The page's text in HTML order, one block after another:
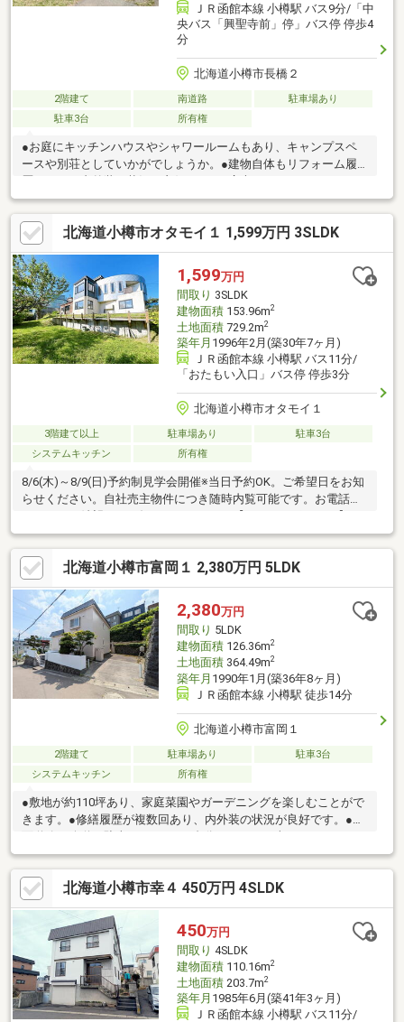
ＪＲ函館本線 小樽駅 バス9分/「中
央バス「興聖寺前」停」バス停 停歩4
分
北海道小樽市長橋２
2階建て 南道路
駐車場あり
駐車3台
所有権
●お庭にキッチンハウスやシャワールームもあり、キャンプスペ
ースや別荘としていかがでしょうか。●建物自体もリフォーム履
歴があり、内外装の状況が良好です。●広大なウッドデッキから
見渡す景色は絶景です。お問合せの際は【物件番号32110】とお
伝えいただけるとスムーズにご対応できます。駐車３台以上可、
土地100坪以上、山が見える、スーパー 徒歩10分以内、南側道路
面す、閑静な住宅地、ＬＤＫ１５畳以上、前道６ｍ以上、角地、
和室、始発駅、庭１０坪以上、庭、シャワー付洗面化粧台、トイ
レ２ヶ所、２階建、浴室に窓、緑豊かな住宅地、ウッドデッキ、
眺望良好、南西向き、全居室６畳以上、高台に立地
北海道小樽市オタモイ１ 1,599万円 3SLDK
1,599万円
間取り 3SLDK
建物面積153.96m2
土地面積729.2m2
築年月 1996年2月(築30年7ヶ月)
ＪＲ函館本線 小樽駅 バス11分/
「おたもい入口」バス停 停歩3分
北海道小樽市オタモイ１
3階建て以上 駐車場あり
駐車3台
システムキッチン
所有権
8/6(木)～8/9(日)予約制見学会開催※当日予約OK。ご希望日をお知
らせください。自社売主物件につき随時内覧可能です。お電話か
敷地約220坪と多用途に活用できます。・別棟ハイガレージ倉庫
付・本物件は条件により住宅ローン減税が適用されます。お客様
に合わせたローンの組み方や金融機関をご提案いたします。【周
辺施設】・小樽駅まで約4.1kｍ（車約8分）・バス停「おたもい入
口」まで約190ｍ（徒歩約3分）・幸小学校まで約1600ｍ（徒歩約
20分）・長橋中学校まで約1kｍ（徒歩13分）・スーパー
北海道小樽市富岡１ 2,380万円 5LDK
2,380万円
間取り 5LDK
建物面積126.36m2
土地面積364.49m2
築年月 1990年1月(築36年8ヶ月)
ＪＲ函館本線 小樽駅 徒歩14分
北海道小樽市富岡１
2階建て 駐車場あり
駐車3台
システムキッチン
所有権
●敷地が約110坪あり、家庭菜園やガーデニングを楽しむことがで
きます。●修繕履歴が複数回あり、内外装の状況が良好です。●前
面道路が公道で駐車スペースが3台分あります（車種による）。●
閑静な住宅街。●玄関前と駐車場にロードヒーティングがあり冬
も安心です。お問合せの際は【物件番号19938】とお伝えいただ
けるとスムーズにご対応できます。駐車３台以上可、土地100坪
以上、スーパー 徒歩10分以内、システムキッチン、ＬＤＫ１５畳
以上、前道６ｍ以上、和室、始発駅、トイレ２ヶ所、２階建、浴
室に窓、全居室６畳以上、小学校 徒歩10分以内
北海道小樽市幸４ 450万円 4SLDK
450万円
間取り 4SLDK
建物面積110.16m2
土地面積203.7m2
築年月 1985年6月(築41年3ヶ月)
ＪＲ函館本線 小樽駅 バス11分/